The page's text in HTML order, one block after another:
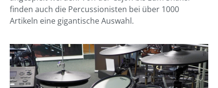
finden auch die Percussionisten bei über 1000
Artikeln eine gigantische Auswahl.